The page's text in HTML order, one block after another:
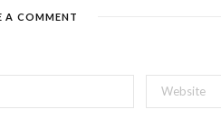
A COMMENT